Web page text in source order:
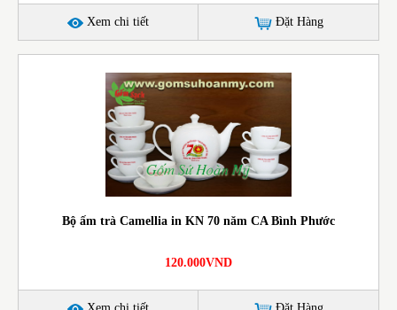
Xem chi tiết Đặt Hàng
Bộ ấm trà Camellia in KN 70 năm CA Bình Phước
120.000VND